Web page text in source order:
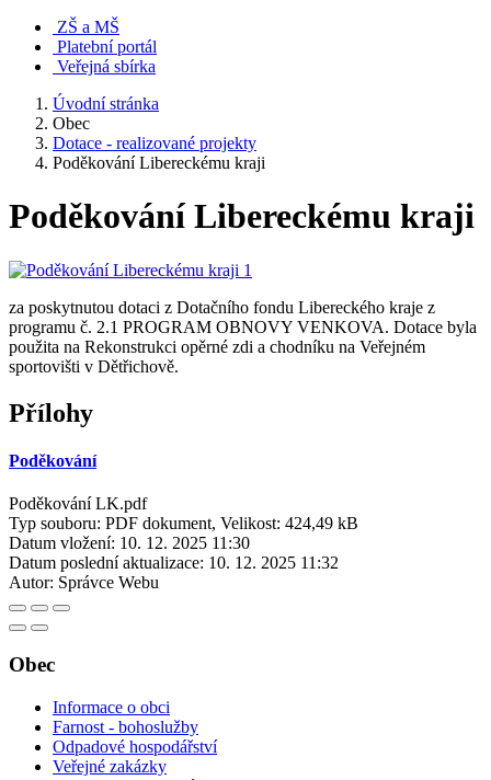
ZŠ a MŠ
Platební portál
Veřejná sbírka
Úvodní stránka
Obec
Dotace - realizované projekty
Poděkování Libereckému kraji
Poděkování Libereckému kraji
za poskytnutou dotaci z Dotačního fondu Libereckého kraje z
programu č. 2.1 PROGRAM OBNOVY VENKOVA. Dotace byla
použita na Rekonstrukci opěrné zdi a chodníku na Veřejném
sportovišti v Dětřichově.
Přílohy
Poděkování
Poděkování LK.pdf
Typ souboru: PDF dokument, Velikost: 424,49 kB
Datum vložení: 10. 12. 2025 11:30
Datum poslední aktualizace: 10. 12. 2025 11:32
Autor: Správce Webu
Obec
Informace o obci
Farnost - bohoslužby
Odpadové hospodářství
Veřejné zakázky